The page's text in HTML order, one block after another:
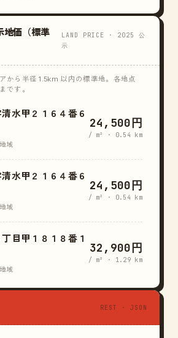
地価（標準
LAND PRICE · 2025 公
示
から半径 1.5km 以内の標準地。各地点
です。
水甲２１６４番６
域
24,500円
/ m² · 0.54 km
水甲２１６４番６
域
24,500円
/ m² · 0.54 km
目甲１８１８番１
域
32,900円
/ m² · 1.29 km
REST · JSON